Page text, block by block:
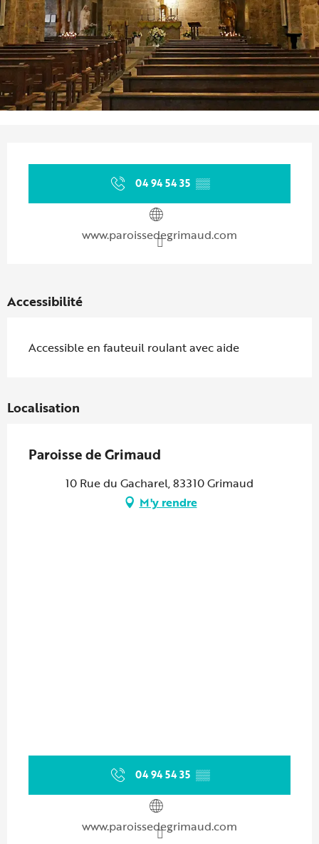
04 94 54 35 ▒▒
www.paroissedegrimaud.com
Accessibilité
Accessible en fauteuil roulant avec aide
Localisation
Paroisse de Grimaud
10 Rue du Gacharel, 83310 Grimaud
M'y rendre
04 94 54 35 ▒▒
www.paroissedegrimaud.com